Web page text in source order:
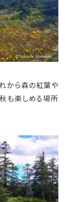
から森の紅葉や
も楽しめる場所